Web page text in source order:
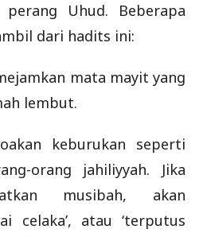
Uhud. Beberapa
dari hadits ini:
mata mayit yang
lembut.
keburukan seperti
orang jahiliyyah. Jika
musibah, akan
celaka’, atau ‘terputus